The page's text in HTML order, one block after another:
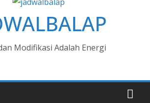
Zero Down Time Dari Mitsubishi
Bisnis Aman Jaya
Modifikasi Adalah Energi